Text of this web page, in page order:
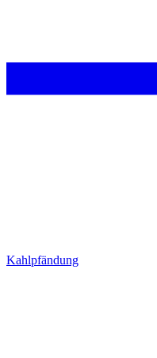
Kahlpfändung